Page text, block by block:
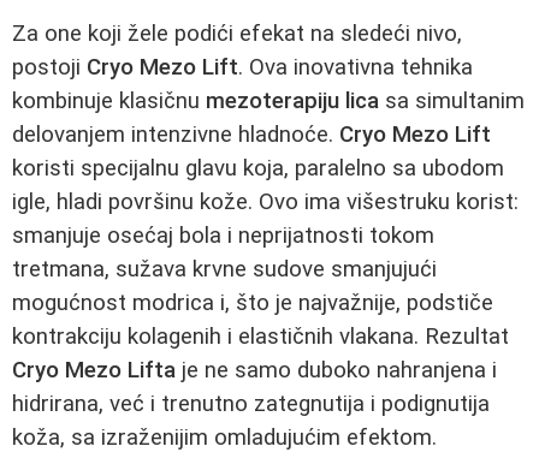
Za one koji žele podići efekat na sledeći nivo,
postoji Cryo Mezo Lift. Ova inovativna tehnika
kombinuje klasičnu mezoterapiju lica sa simultanim
delovanjem intenzivne hladnoće. Cryo Mezo Lift
koristi specijalnu glavu koja, paralelno sa ubodom
igle, hladi površinu kože. Ovo ima višestruku korist:
smanjuje osećaj bola i neprijatnosti tokom
tretmana, sužava krvne sudove smanjujući
mogućnost modrica i, što je najvažnije, podstiče
kontrakciju kolagenih i elastičnih vlakana. Rezultat
Cryo Mezo Lifta je ne samo duboko nahranjena i
hidrirana, već i trenutno zategnutija i podignutija
koža, sa izraženijim omladujućim efektom.